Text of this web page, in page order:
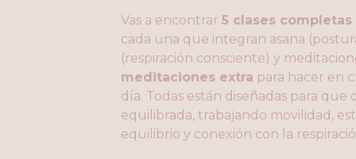
Vas a encontrar5 clases completas
cada una que integran asana
(respiración consciente) y
meditaciones extra para hacer en
día. Todas están diseñadas para
equilibrada, trabajando movilidad,
equilibrio y conexión con la